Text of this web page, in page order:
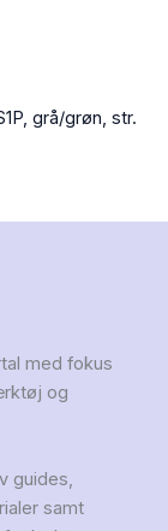
grå/grøn, str.
med fokus
og
guides,
samt